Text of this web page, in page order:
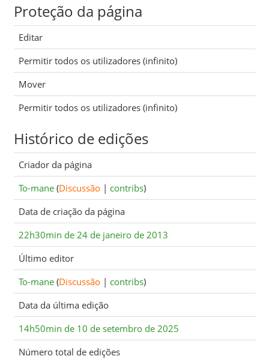
Proteção da página
Editar
Permitir todos os utilizadores (infinito)
Mover
Permitir todos os utilizadores (infinito)
Histórico de edições
Criador da página
To-mane (Discussão| contribs)
Data de criação da página
22h30min de 24 de janeiro de 2013
Último editor
To-mane (Discussão| contribs)
Data da última edição
14h50min de 10 de setembro de 2025
Número total de edições